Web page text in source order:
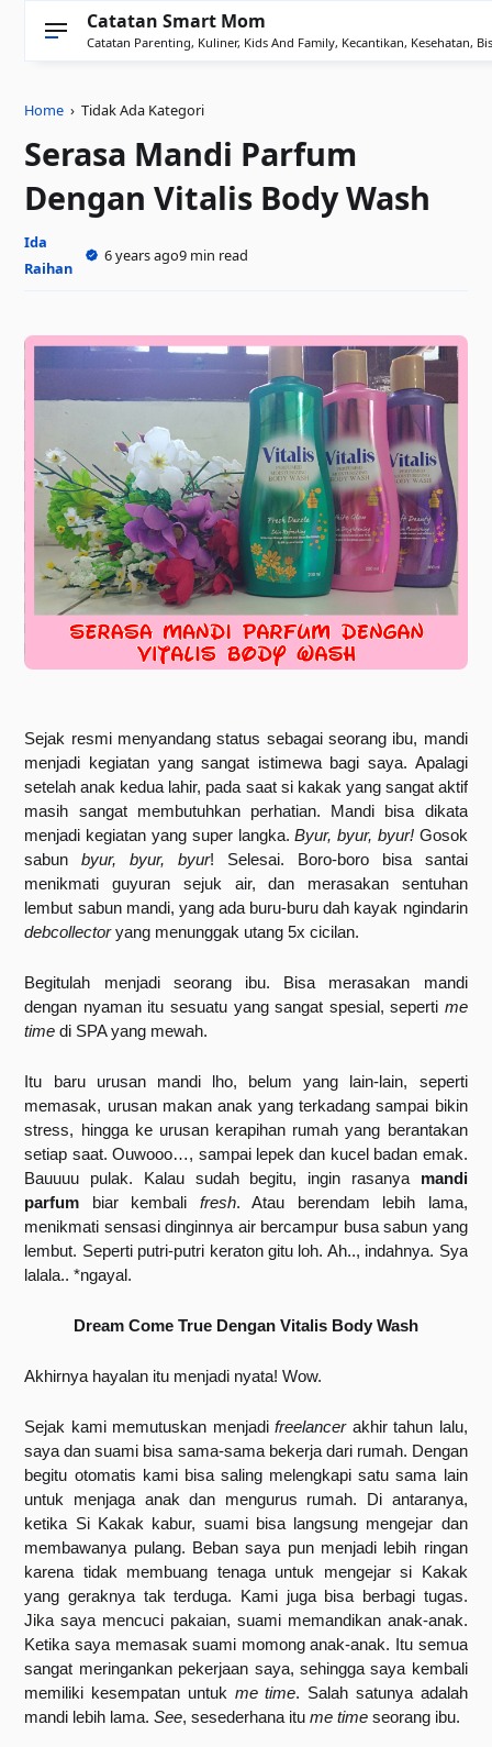
Catatan Smart Mom
Catatan Parenting, Kuliner, Kids And Family, Kecantikan, Kesehatan,
Home › Tidak Ada Kategori
Serasa Mandi Parfum
Dengan Vitalis Body Wash
Ida
Raihan
6 years ago9 min read
Sejak resmi menyandang status sebagai seorang ibu, mandi
menjadi kegiatan yang sangat istimewa bagi saya. Apalagi
setelah anak kedua lahir, pada saat si kakak yang sangat aktif
masih sangat membutuhkan perhatian. Mandi bisa dikata
menjadi kegiatan yang super langka. Byur, byur, byur! Gosok
sabun byur, byur, byur! Selesai. Boro-boro bisa santai
menikmati guyuran sejuk air, dan merasakan sentuhan
lembut sabun mandi, yang ada buru-buru dah kayak ngindarin
debcollector yang menunggak utang 5x cicilan.
Begitulah menjadi seorang ibu. Bisa merasakan mandi
dengan nyaman itu sesuatu yang sangat spesial, seperti me
time di SPA yang mewah.
Itu baru urusan mandi lho, belum yang lain-lain, seperti
memasak, urusan makan anak yang terkadang sampai bikin
stress, hingga ke urusan kerapihan rumah yang berantakan
setiap saat. Ouwooo…, sampai lepek dan kucel badan emak.
Bauuuu pulak. Kalau sudah begitu, ingin rasanya mandi
parfum biar kembali fresh. Atau berendam lebih lama,
menikmati sensasi dinginnya air bercampur busa sabun yang
lembut. Seperti putri-putri keraton gitu loh. Ah.., indahnya. Sya
lalala.. *ngayal.
Dream Come True Dengan Vitalis Body Wash
Akhirnya hayalan itu menjadi nyata! Wow.
Sejak kami memutuskan menjadi freelancer akhir tahun lalu,
saya dan suami bisa sama-sama bekerja dari rumah. Dengan
begitu otomatis kami bisa saling melengkapi satu sama lain
untuk menjaga anak dan mengurus rumah. Di antaranya,
ketika Si Kakak kabur, suami bisa langsung mengejar dan
membawanya pulang. Beban saya pun menjadi lebih ringan
karena tidak membuang tenaga untuk mengejar si Kakak
yang geraknya tak terduga. Kami juga bisa berbagi tugas.
Jika saya mencuci pakaian, suami memandikan anak-anak.
Ketika saya memasak suami momong anak-anak. Itu semua
sangat meringankan pekerjaan saya, sehingga saya kembali
memiliki kesempatan untuk me time. Salah satunya adalah
mandi lebih lama. See, sesederhana itu me time seorang ibu.